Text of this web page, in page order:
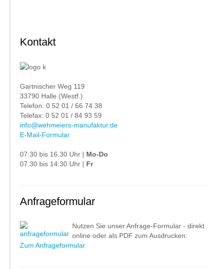
Kontakt
Gartnischer Weg 119
33790 Halle (Westf.)
Telefon: 0 52 01 / 66 74 38
Telefax: 0 52 01 / 84 93 59
info@wehmeiers-manufaktur.de
E-Mail-Formular
07:30 bis 16.30 Uhr | Mo-Do
07.30 bis 14:30 Uhr | Fr
Anfrageformular
Nutzen Sie unser Anfrage-Formular - direkt
online oder als PDF zum Ausdrucken:
Zum Anfrageformular